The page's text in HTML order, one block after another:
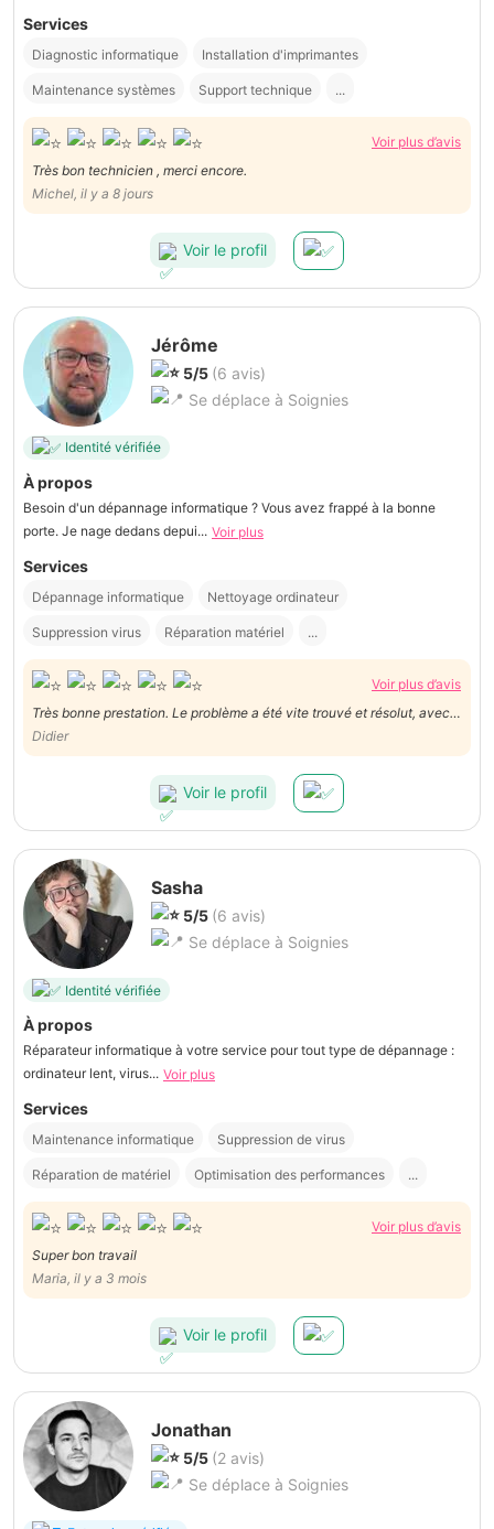
Services
Diagnostic informatique Installation d'imprimantes
Maintenance systèmes Support technique ...
Voir plus d’avis
Très bon technicien , merci encore.
Michel, il y a 8 jours
Voir le profil
Jérôme
5/5 (6 avis)
Se déplace à Soignies
Identité vérifiée
À propos
Besoin d'un dépannage informatique ? Vous avez frappé à la bonne
porte. Je nage dedans depui... Voir plus
Services
Dépannage informatique Nettoyage ordinateur
Suppression virus Réparation matériel ...
Voir plus d’avis
Très bonne prestation. Le problème a été vite trouvé et résolut, avec
plusieurs explications et conseils qui me facilitent la vie. A
recommander, très compétent.
Didier
Voir le profil
Sasha
5/5 (6 avis)
Se déplace à Soignies
Identité vérifiée
À propos
Réparateur informatique à votre service pour tout type de dépannage :
ordinateur lent, virus... Voir plus
Services
Maintenance informatique Suppression de virus
Réparation de matériel Optimisation des performances ...
Voir plus d’avis
Super bon travail
Maria, il y a 3 mois
Voir le profil
Jonathan
5/5 (2 avis)
Se déplace à Soignies